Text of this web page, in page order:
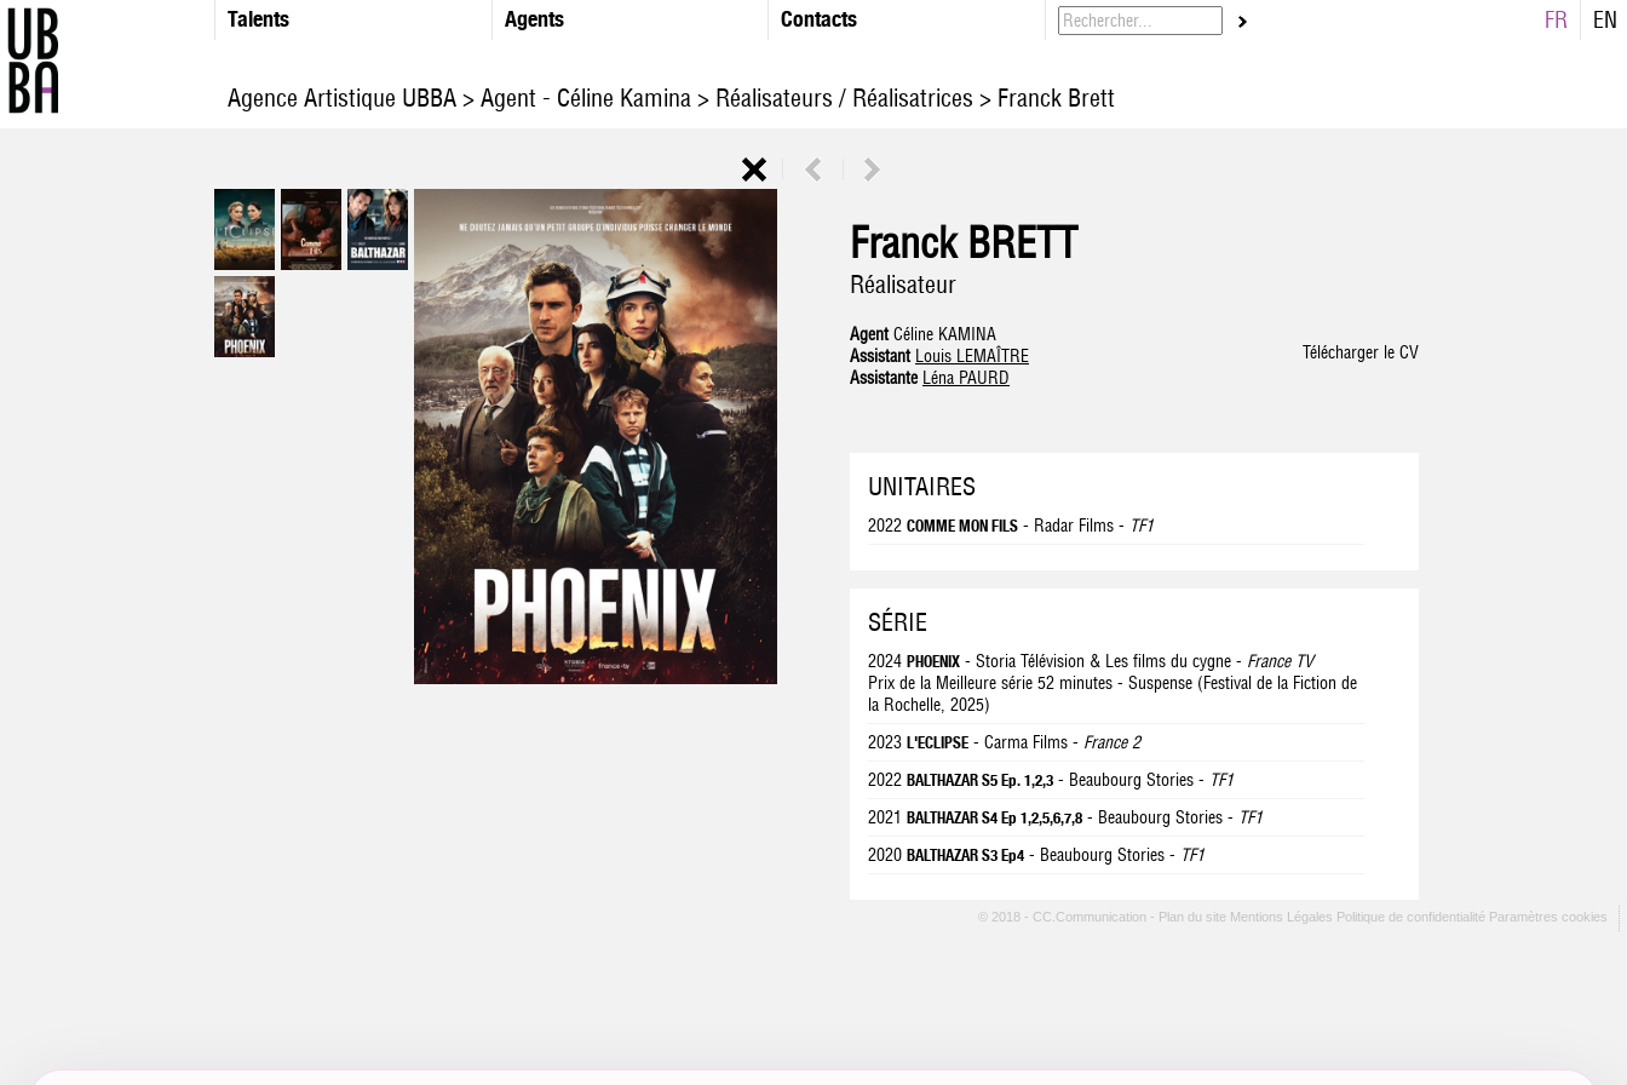
Talents Agents Contacts FR EN
Agence Artistique UBBA>Agent - Céline Kamina > Réalisateurs / Réalisatrices> Franck Brett
Franck BRETT
Réalisateur
AgentCéline KAMINA
Assistant Louis LEMAÎTRE
Assistante Léna PAURD
Télécharger le CV
UNITAIRES
2022 COMME MON FILS - Radar Films - TF1
SÉRIE
2024 PHOENIX - Storia Télévision & Les films du cygne - France TV
Prix de la Meilleure série 52 minutes - Suspense (Festival de la Fiction de
la Rochelle, 2025)
2023 L'ECLIPSE - Carma Films - France 2
2022 BALTHAZAR S5 Ep. 1,2,3 - Beaubourg Stories - TF1
2021 BALTHAZAR S4 Ep 1,2,5,6,7,8 - Beaubourg Stories - TF1
2020 BALTHAZAR S3 Ep4 - Beaubourg Stories - TF1
© 2018 - CC.Communication - Plan du site Mentions Légales Politique de confidentialité Paramètres cookies